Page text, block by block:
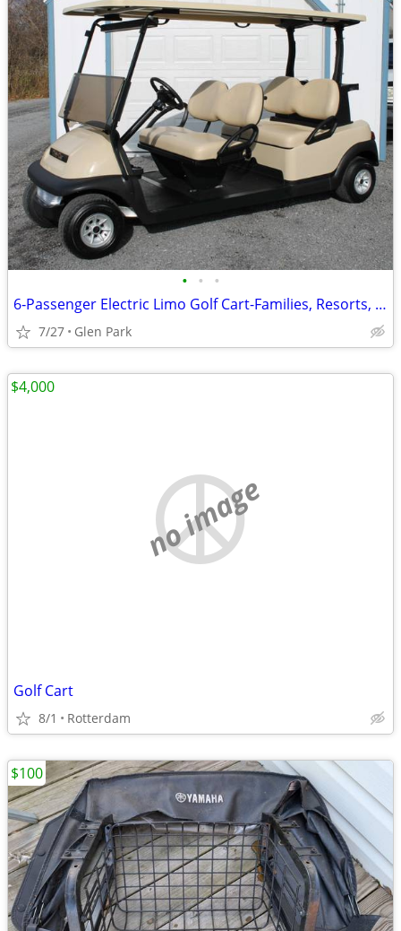
• • •
6‑Passenger Electric Limo Golf Cart-Families, Resorts, & Events
7/27 Glen Park
no image
Golf Cart
8/1 Rotterdam
$4,000
$100